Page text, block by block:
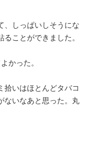
、しっぱいしそうにな
ことができました。
かった。
拾いはほとんどタバコ
ないなあと思った。丸